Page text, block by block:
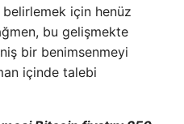
için henüz
bu gelişmekte
bir benimsenmeyi
içinde talebi